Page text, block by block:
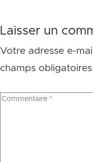
Laisser un
Votre adresse e-
champs